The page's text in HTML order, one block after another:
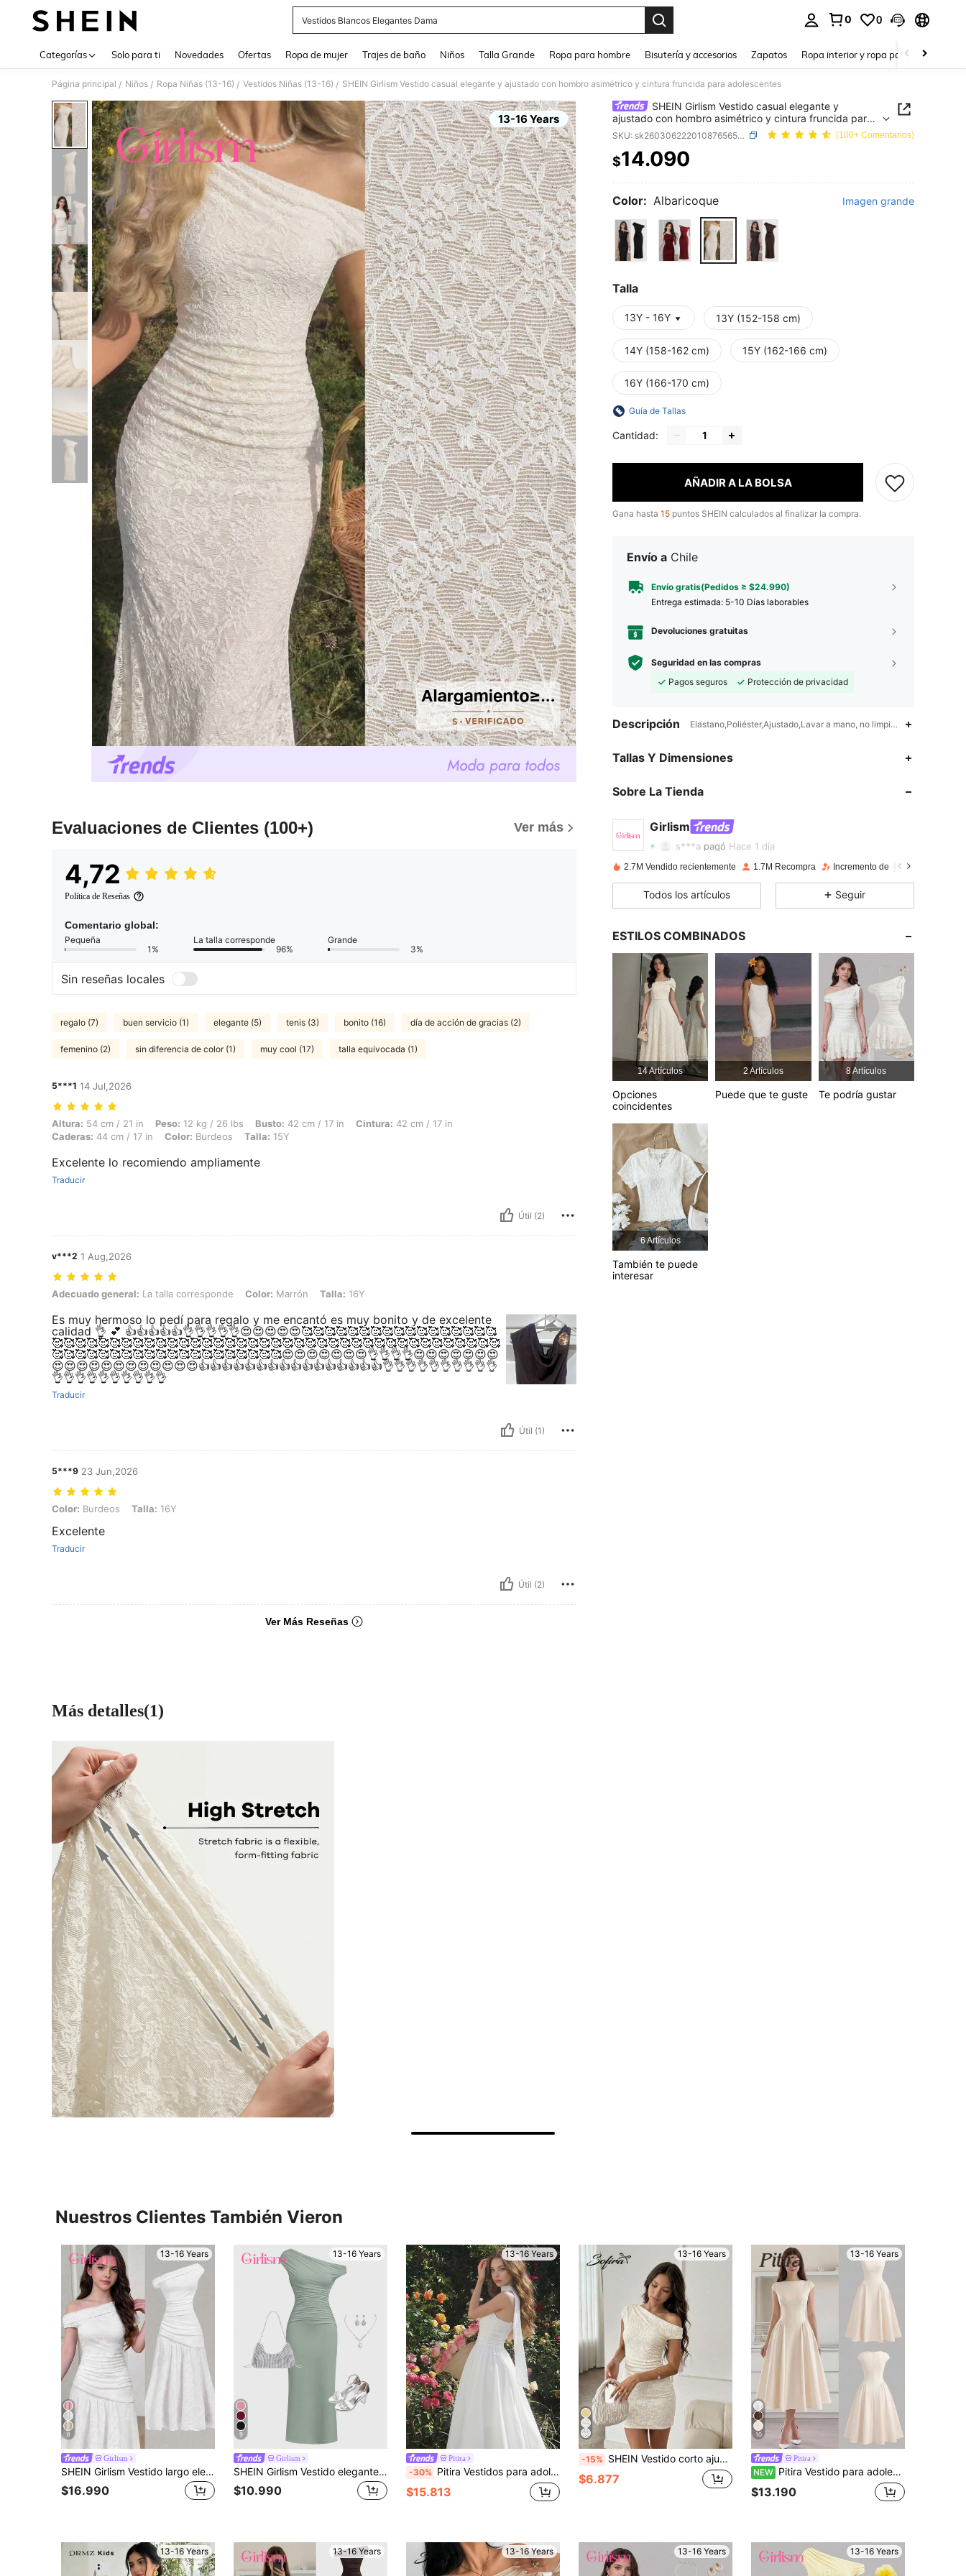
Vestidos Blancos Elegantes Dama
0 0
Categorías Solo para ti Novedades Ofertas Ropa de mujer Trajes de baño Niños Talla Grande Ropa para hombre Bisutería y accesorios Zapatos Ropa interior y ropa para dormir
Página principal / Niños / Ropa Niñas (13-16) / Vestidos Niñas (13-16) / SHEIN Girlism Vestido casual elegante y ajustado con hombro asimétrico y cintura fruncida para adolescentes
13-16 Years
Evaluaciones de Clientes (100+) Ver más
4,72
Política de Reseñas
Comentario global:
Pequeña
1%
La talla corresponde
96%
Grande
3%
Sin reseñas locales
regalo (7) buen servicio (1) elegante (5) tenis (3) bonito (16) día de acción de gracias (2)
femenino (2) sin diferencia de color (1) muy cool (17) talla equivocada (1)
5***1 14 Jul,2026
Altura: 54 cm / 21 in, Peso: 12 kg / 26 lbs, Busto: 42 cm / 17 in, Cintura: 42 cm / 17 in, Caderas: 44 cm / 17 in, Color: Burdeos, Talla: 15Y
Altura: 54 cm / 21 in Peso: 12 kg / 26 lbs Busto: 42 cm / 17 in Cintura: 42 cm / 17 in
Caderas: 44 cm / 17 in Color: Burdeos Talla: 15Y
Excelente lo recomiendo ampliamente
Traducir
Útil (2)
v***2 1 Aug,2026
Adecuado general: La talla corresponde, Color: Marrón, Talla: 16Y
Adecuado general: La talla corresponde Color: Marrón Talla: 16Y
Es muy hermoso lo pedí para regalo y me encantó es muy bonito y de excelente
calidad 👌 💕 👍👍👍👍👍👌👌👌👌👌😍😍😍😍😍🥰🥰🥰🥰🥰🥰🥰🥰🥰🥰🥰🥰🥰🥰🥰🥰🥰
🥰🥰🥰🥰🥰🥰🥰🥰🥰🥰🥰🥰🥰🥰🥰🥰🥰🥰🥰🥰🥰🥰🥰🥰🥰🥰🥰🥰🥰🥰🥰🥰🥰🥰🥰🥰🥰🥰🥰
🥰🥰🥰🥰🥰🥰🥰🥰🥰🥰🥰🥰🥰🥰🥰🥰🥰🥰🥰🥰😍😍😍😍😍😍😍👌👌👌👌😍😍😍😍😍😍😍
😍😍😍😍😍😍😍😍😍😍😍😍👍👍👍👍👍👍👍👍👍👍👍👍👍👍👍👍👌👌👌👌👌👌👌👌👌👌
👌👌👌👌👌👌👌👌👌👌
Traducir
Útil (1)
5***9 23 Jun,2026
Color: Burdeos, Talla: 16Y
Color: Burdeos Talla: 16Y
Excelente
Traducir
Útil (2)
Ver Más Reseñas
SHEIN Girlism Vestido casual elegante y
ajustado con hombro asimétrico y cintura fruncida para
adolescentes
SKU: sk260306222010876565164 (100+ Comentarios)
PRICE AND AVAILABILITY
$14.090
Color: Albaricoque Imagen grande
Talla
13Y - 16Y 13Y (152-158 cm)
14Y (158-162 cm) 15Y (162-166 cm)
16Y (166-170 cm)
Guía de Tallas
Cantidad:
AÑADIR A LA BOLSA
Gana hasta 15 puntos SHEIN calculados al finalizar la compra.
Envío a Chile
Envío gratis(Pedidos ≥ $24.990)
Entrega estimada: 5-10 Días laborables
Devoluciones gratuitas
Seguridad en las compras
Pagos seguros
Protección de privacidad
Descripción Elastano,Poliéster,Ajustado,Lavar a mano, no limpiar en seco
Tallas Y Dimensiones
Sobre La Tienda
Girlism
4,89
4,89
s***a pagó Hace 1 día
4,89 4.2K
4,89 4.2K 678K
4,89 4.2K 678K
4,89 4.2K 678K
4,89
4,89
2.7M Vendido recientemente 1.7M Recompra Incremento de seguidores de
Todos los artículos Seguir
ESTILOS COMBINADOS
14 Artículos
Opciones
coincidentes
2 Artículos
Puede que te guste
8 Artículos
Te podría gustar
6 Artículos
También te puede
interesar
Más detalles(1)
Nuestros Clientes También Vieron
13-16 Years
8
Girlism
SHEIN Girlism Vestido largo elegante con hombros fruncidos y ribete de encaje para adolescentes, adecuado para ir al trabajo y ocasiones formales
$16.990
13-16 Years
9
Girlism
SHEIN Girlism Vestido elegante y casual de ajuste ceñido con hombro asimétrico y cintura fruncida, de punto verde menta para adolescentes
$10.990
13-16 Years
Pitira
-30% Pitira Vestidos para adolescentes de niña Tejido/Fiesta/Vacaciones/Bufanda sin mangas hombro asimétrico espalda descubierta, Vestido de noche para niñas, Cena, Fiesta, Concierto, Ceremonia de graduación
$15.813
13-16 Years
-15% SHEIN Vestido corto ajustado con hombro asimétrico, encaje y fruncido para vacaciones de verano de adolescentes
$6.877
13-16 Years
10
Pitira
NEW Pitira Vestido para adolescente, vestido para adolescentes, vestido casual elegante vintage con falda larga abullonada, vestido vintage con cintura ceñida y falda larga, vestido blanco elegante con fruncido en línea A, adecuado para bodas, citas, salidas, lindo, vestido blanco estilo francés con cintura ceñida
$13.190
13-16 Years 13-16 Years 13-16 Years 13-16 Years 13-16 Years